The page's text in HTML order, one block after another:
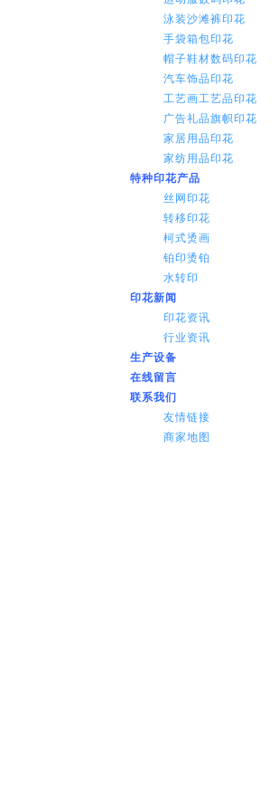
泳装沙滩裤印花
手袋箱包印花
帽子鞋材数码印花
汽车饰品印花
工艺画工艺品印花
广告礼品旗帜印花
家居用品印花
家纺用品印花
特种印花产品
丝网印花
转移印花
柯式烫画
铂印烫铂
水转印
印花新闻
印花资讯
行业资讯
生产设备
在线留言
联系我们
友情链接
商家地图